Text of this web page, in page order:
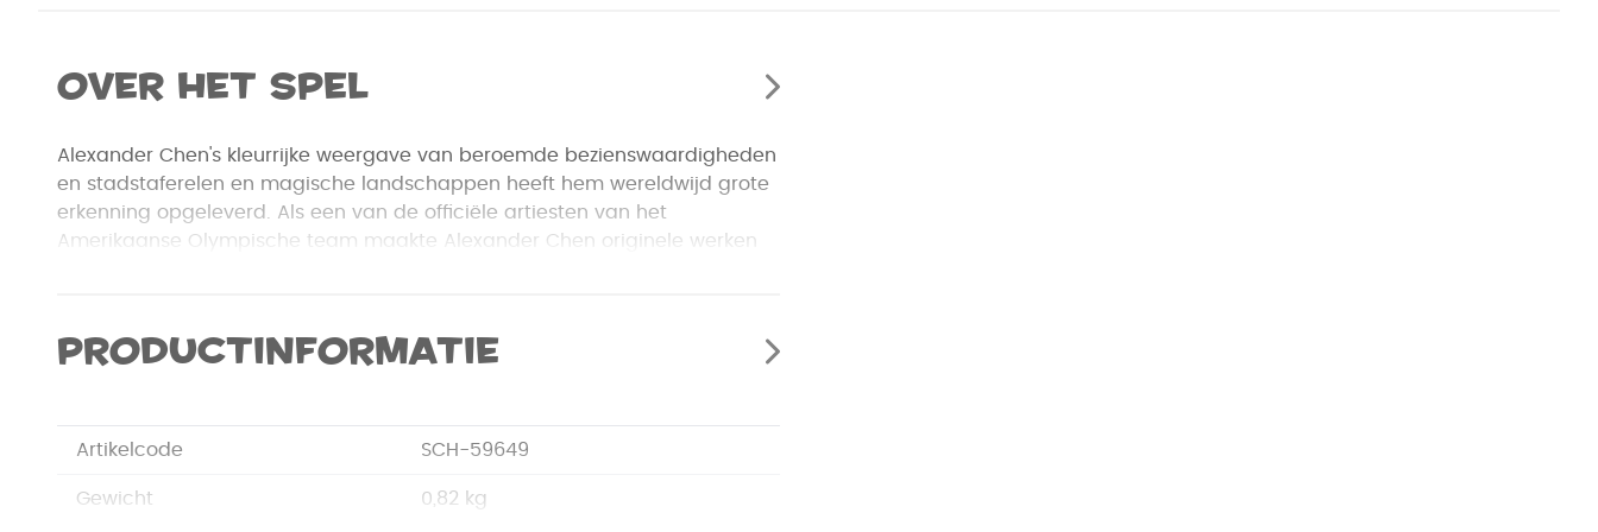
Over het spel
Alexander Chen's kleurrijke weergave van beroemde bezienswaardigheden
en stadstaferelen en magische landschappen heeft hem wereldwijd grote
erkenning opgeleverd. Als een van de officiële artiesten van het
Amerikaanse Olympische team maakte Alexander Chen originele werken
Northwest Airlines, UNICEF en verschillende kunsttijdschriften.
Productinformatie
Artikelcode SCH-59649
Gewicht 0,82 kg